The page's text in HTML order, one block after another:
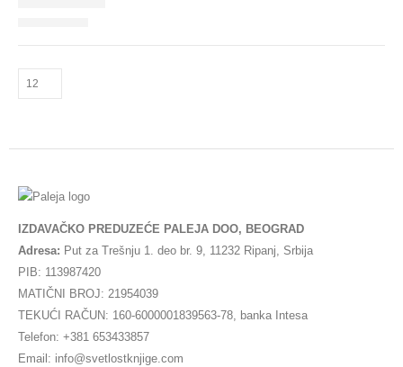
IZDAVAČKO PREDUZEĆE PALEJA DOO, BEOGRAD
Adresa: Put za Trešnju 1. deo br. 9, 11232 Ripanj, Srbija
PIB: 113987420
MATIČNI BROJ: 21954039
TEKUĆI RAČUN: 160-6000001839563-78, banka Intesa
Telefon: +381 653433857
Email: info@svetlostknjige.com